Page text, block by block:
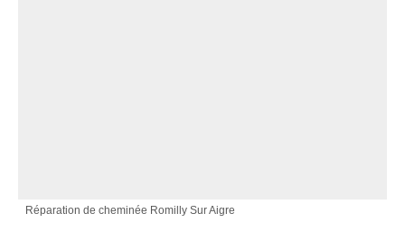
Réparation de cheminée Romilly Sur Aigre